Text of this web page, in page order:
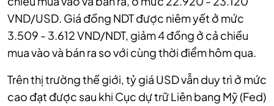
VND/USD. Giá đồng NDT được niêm yết ở mức
3.509 - 3.612 VND/NDT, giảm 4 đồng ở cả chiều
mua vào và bán ra so với cùng thời điểm hôm qua.
Trên thị trường thế giới, tỷ giá USD vẫn duy trì ở mức
cao đạt được sau khi Cục dự trữ Liên bang Mỹ (Fed)